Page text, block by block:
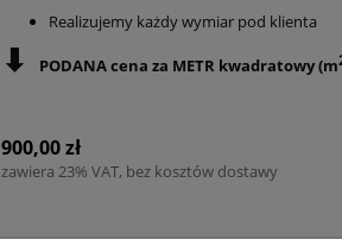
Realizujemy każdy wymiar pod klienta
⬇ PODANA cena za METR kwadratowy (m
900,00 zł
zawiera 23% VAT, bez kosztów dostawy